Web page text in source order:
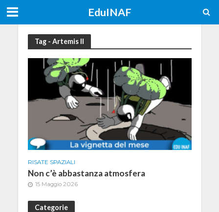
EduINAF
Tag - Artemis II
RISATE SPAZIALI
Non c’è abbastanza atmosfera
15 Maggio 2026
Categorie